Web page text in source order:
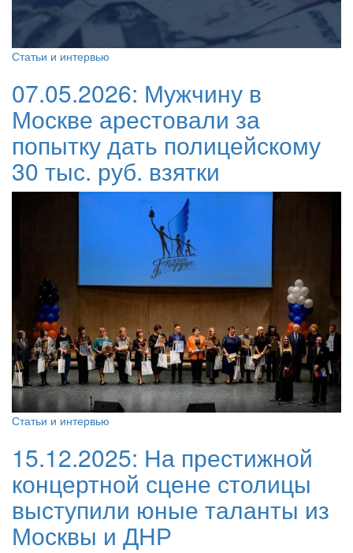
Статьи и интервью
07.05.2026: Мужчину в
Москве арестовали за
попытку дать полицейскому
30 тыс. руб. взятки
Статьи и интервью
15.12.2025: На престижной
концертной сцене столицы
выступили юные таланты из
Москвы и ДНР